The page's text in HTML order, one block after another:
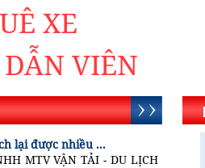
XE
VIÊN
lại được nhiều ...
MTV VẬN TẢI - DU LỊCH